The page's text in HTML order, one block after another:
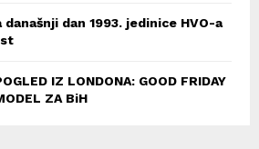
današnji dan 1993. jedinice HVO-a
IZ LONDONA: GOOD FRIDAY
ZA BiH